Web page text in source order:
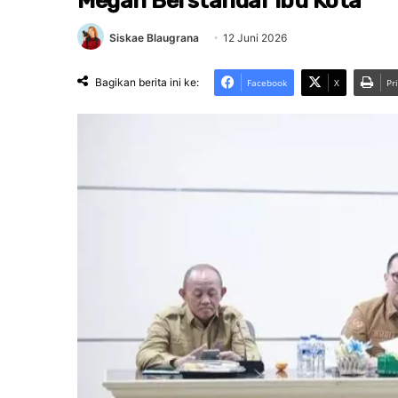
Siskae Blaugrana 12 Juni 2026
Bagikan berita ini ke: Facebook X